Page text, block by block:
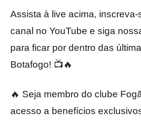
Assista à live acima,
canal no YouTube e siga
para ficar por dentro das
Botafogo! 📺🔥
🔥 Seja membro do clube
acesso a benefícios